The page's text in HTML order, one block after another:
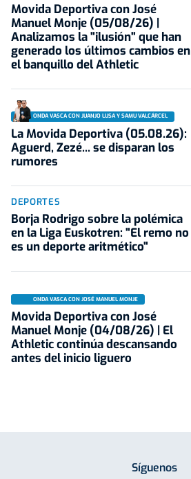
Movida Deportiva con José
Manuel Monje (05/08/26) |
Analizamos la "ilusión" que han
generado los últimos cambios en
el banquillo del Athletic
ONDA VASCA CON JUANJO LUSA Y SAMU VALCÁRCEL
La Movida Deportiva (05.08.26):
Aguerd, Zezé... se disparan los
rumores
DEPORTES
Borja Rodrigo sobre la polémica
en la Liga Euskotren: "El remo no
es un deporte aritmético"
ONDA VASCA CON JOSÉ MANUEL MONJE
Movida Deportiva con José
Manuel Monje (04/08/26) | El
Athletic continúa descansando
antes del inicio liguero
Síguenos